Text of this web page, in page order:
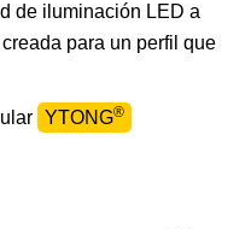
de iluminación LED a
para un perfil que
YTONG®